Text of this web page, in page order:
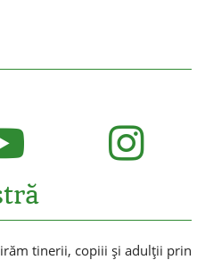
tinerii, copiii și adulții prin